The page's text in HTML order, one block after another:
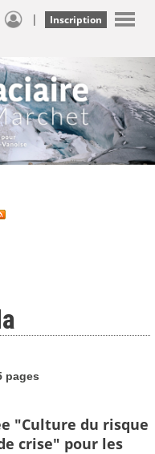
| Inscription
pages
"Culture du risque
crise" pour les